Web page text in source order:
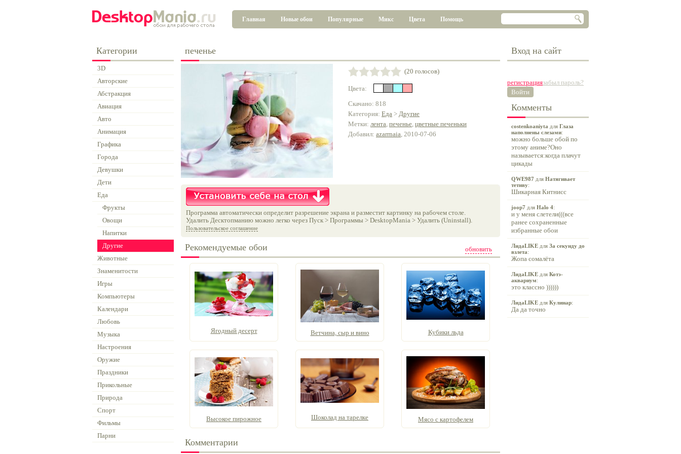
Главная Новые обои Популярные Микс Цвета Помощь
Категории
3D
Авторские
Абстракция
Авиация
Авто
Анимация
Графика
Города
Девушки
Дети
Еда
Фрукты
Овощи
Напитки
Другие
Животные
Знаменитости
Игры
Компьютеры
Календари
Любовь
Музыка
Настроения
Оружие
Праздники
Прикольные
Природа
Спорт
Фильмы
Парни
печенье
(20 голосов)
Цвета:
Скачано: 818
Категория: Еда > Другие
Метки: лента, печенье, цветные печеньки
Добавил: azarrnaia, 2010-07-06
Программа автоматически определит разрешение экрана и разместит картинку на рабочем столе.
Удалить Десктопманию можно легко через Пуск > Программы > DesktopMania > Удалить (Uninstall).
Пользовательское соглашение
обновить
Рекомендуемые обои
Ягодный десерт Ветчина, сыр и вино Кубики льда
Высокое пирожное Шоколад на тарелке Мясо с картофелем
Комментарии
Вход на сайт
регистрациязабыл пароль?
Войти
Комменты
costenkoaniyta для Глаза
наполнены слезами:
можно больше обой по
этому аниме?Оно
называется:когда плачут
цикады
QWE987 для Натягивает
тетиву:
Шикарная Китнисс
joop7 для Halo 4:
и у меня слетели(((все
ранее сохраненные
избранные обои
ЛидаLIKE для За секунду до
взлета:
Жопа сомалёта
ЛидаLIKE для Котэ-
аквариум:
это классно ))))))
ЛидаLIKE для Кулинар:
Да да точно